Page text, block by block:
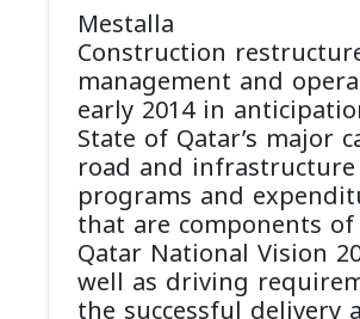
Mestalla
Construction
management and
early 2014 in
State of Qatar’s major
road and infrastructure
programs and
that are components
Qatar National Vision
well as driving